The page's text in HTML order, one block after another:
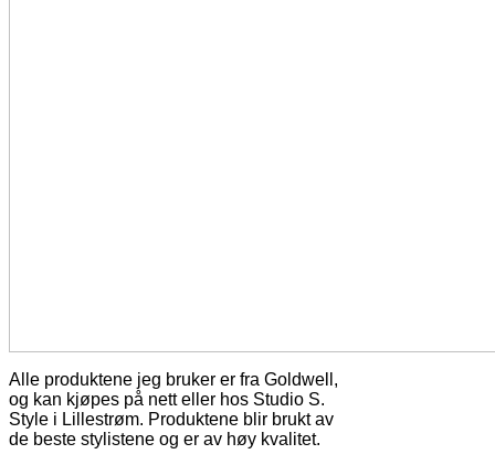
Alle produktene jeg bruker er fra Goldwell,
og kan kjøpes på nett eller hos Studio S.
Style i Lillestrøm. Produktene blir brukt av
de beste stylistene og er av høy kvalitet.